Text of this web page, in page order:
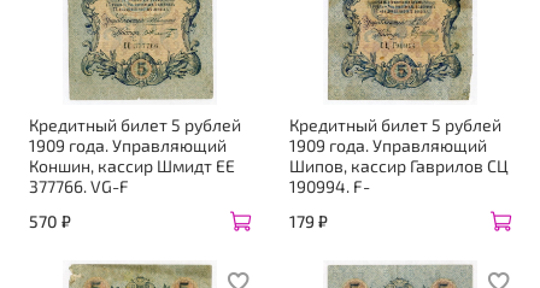
Кредитный билет 5 рублей
1909 года. Управляющий
Коншин, кассир Шмидт ЕЕ
377766. VG-F
570 ₽
Кредитный билет 5 рублей
1909 года. Управляющий
Шипов, кассир Гаврилов СЦ
190994. F-
179 ₽